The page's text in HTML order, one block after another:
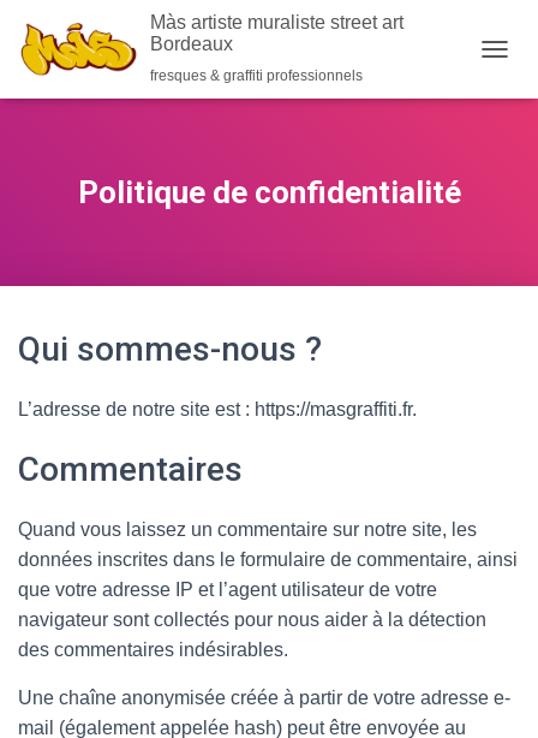
Màs artiste muraliste street art
Bordeaux
fresques & graffiti professionnels
I
Politique de confidentialité
Qui sommes-nous ?
L’adresse de notre site est : https://masgraffiti.fr.
Commentaires
Quand vous laissez un commentaire sur notre site, les
données inscrites dans le formulaire de commentaire, ainsi
que votre adresse IP et l’agent utilisateur de votre
navigateur sont collectés pour nous aider à la détection
des commentaires indésirables.
Une chaîne anonymisée créée à partir de votre adresse e-
mail (également appelée hash) peut être envoyée au